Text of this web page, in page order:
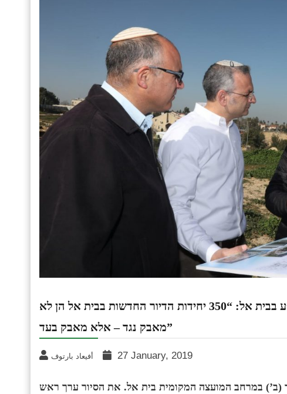
יו”ר הכנסת אדלשטיין בסיור עם ראשי מועצת יש”ע בבית אל: “350 יחידות הדיור החדשות בבית אל הן לא
מאבק נגד – אלא מאבק בעד”
أفيعاد بارتوف 27 January, 2019
(ב’) במרחב המועצה המקומית בית אל. את הסיור ערך ראש